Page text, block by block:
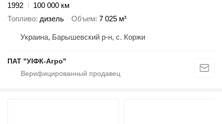
1992
100 000 км
Топливо дизель Объем 7 025 м³
Украина, Барышевский р-н, с. Коржи
ПАТ "УІФК-Агро"